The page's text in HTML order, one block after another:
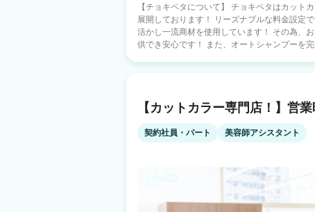
【チョキペタについて】 チョキペタはカット
展開しております！ リーズナブルな料金設定
活かし一流商材を使用しています！ その為、
供でき安心です！ また、オートシャンプーを完備しております（1シャン後にオート
いします。 ※初めての方でも本部フォローもあります
・店舗管理者 →シフト作成、技術、接客の品質管理。 ・エリアマネージ
店舗を管理し、応募者面接。管理者の教育。
・店舗開発チーム →新店の際にオープン前か
【カットカラー専門店！】営
契約社員・パート 美容師アシスタント